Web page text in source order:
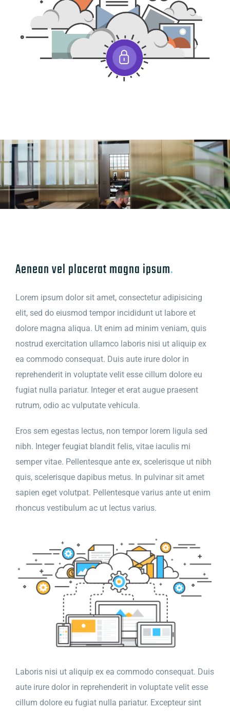
Aenean vel placerat magna ipsum.
Lorem ipsum dolor sit amet, consectetur adipisicing
elit, sed do eiusmod tempor incididunt ut labore et
dolore magna aliqua. Ut enim ad minim veniam, quis
nostrud exercitation ullamco laboris nisi ut aliquip ex
ea commodo consequat. Duis aute irure dolor in
reprehenderit in voluptate velit esse cillum dolore eu
fugiat nulla pariatur. Integer et erat augue praesent
rutrum, odio ac vulputate vehicula.
Eros sem egestas lectus, non tempor lorem ligula sed
nibh. Integer feugiat blandit felis, vitae iaculis mi
semper vitae. Pellentesque ante ex, scelerisque ut nibh
quis, scelerisque dapibus metus. In pulvinar sit amet
sapien eget volutpat. Pellentesque varius ante ut enim
rhoncus vestibulum ac ut lectus varius.
Laboris nisi ut aliquip ex ea commodo consequat. Duis
aute irure dolor in reprehenderit in voluptate velit esse
cillum dolore eu fugiat nulla pariatur. Excepteur sint